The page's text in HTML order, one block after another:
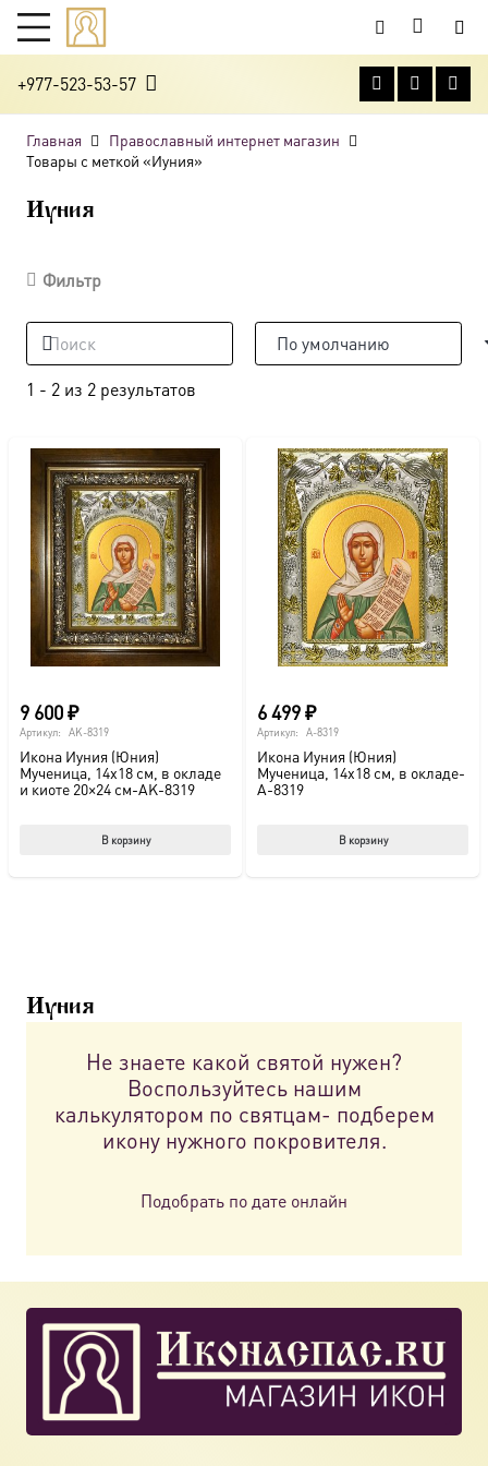
+977-523-53-57
Главная
Православный интернет магазин
Товары с меткой «Иуния»
Иуния
Фильтр
1 - 2 из 2 результатов
9 600₽
Артикул: AK-8319
Икона Иуния (Юния)
Мученица, 14х18 см, в окладе
и киоте 20×24 см-AK-8319
В корзину
6 499₽
Артикул: A-8319
Икона Иуния (Юния)
Мученица, 14х18 см, в окладе-
A-8319
В корзину
Иуния
Не знаете какой святой нужен?
Воспользуйтесь нашим
калькулятором по святцам- подберем
икону нужного покровителя.
Подобрать по дате онлайн